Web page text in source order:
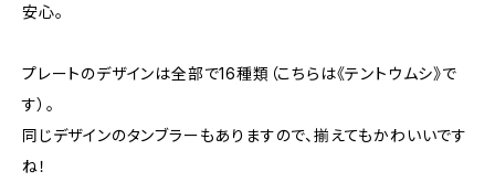
安心。
プレートのデザインは全部で16種類（こちらは《テントウムシ》で
す）。
同じデザインのタンブラーもありますので、揃えてもかわいいです
ね！